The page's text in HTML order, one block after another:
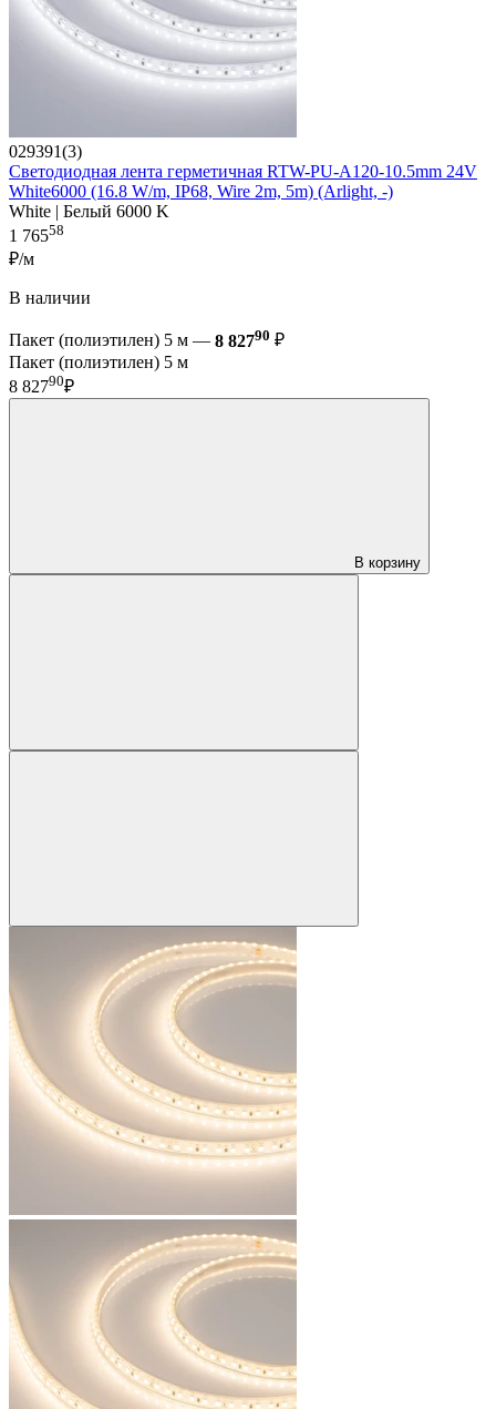
029391(3)
Светодиодная лента герметичная RTW-PU-A120-10.5mm 24V
White6000 (16.8 W/m, IP68, Wire 2m, 5m) (Arlight, -)
White | Белый 6000 K
1 76558
₽/м
В наличии
Пакет (полиэтилен) 5 м — 8 82790 ₽
Пакет (полиэтилен) 5 м
8 82790₽
В корзину